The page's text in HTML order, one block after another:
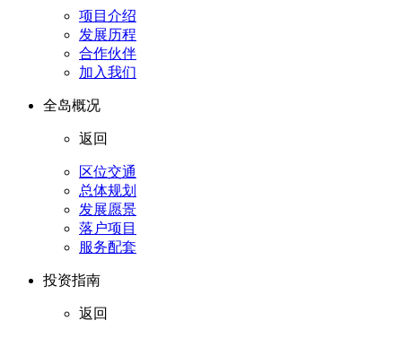
项目介绍
发展历程
合作伙伴
加入我们
全岛概况
返回
区位交通
总体规划
发展愿景
落户项目
服务配套
投资指南
返回